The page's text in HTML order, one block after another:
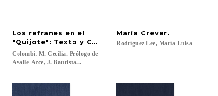
Los refranes en el
"Quijote": Texto y Contexto
Colombi, M. Cecilia. Prólogo de
Avalle-Arce, J. Bautista...
María Grever.
Rodríguez Lee, María Luisa